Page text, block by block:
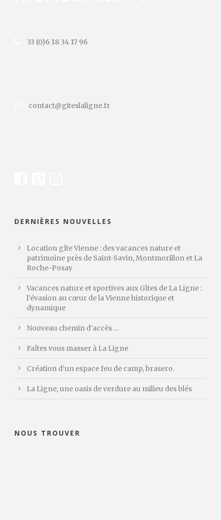
33 (0)6 18 34 17 96
contact@giteslaligne.fr
DERNIÈRES NOUVELLES
Location gîte Vienne : des vacances nature et
patrimoine près de Saint-Savin, Montmorillon et La
Roche-Posay
Vacances nature et sportives aux Gîtes de La Ligne :
l’évasion au cœur de la Vienne historique et
dynamique
Nouveau chemin d’accès …
Faîtes vous masser à La Ligne
Création d’un espace feu de camp, brasero.
La Ligne, une oasis de verdure au milieu des blés
NOUS TROUVER